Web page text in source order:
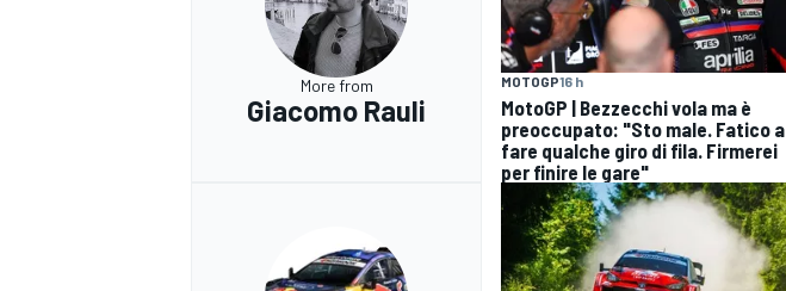
More from
Giacomo Rauli
MOTOGP16 h
MotoGP | Bezzecchi vola ma è
preoccupato: "Sto male. Fatico a
fare qualche giro di fila. Firmerei
per finire le gare"